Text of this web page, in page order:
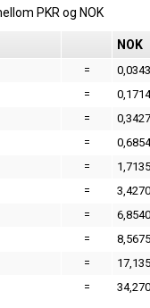
PKR og NOK
NOK
=
=
=
=
=
=
=
=
=
=